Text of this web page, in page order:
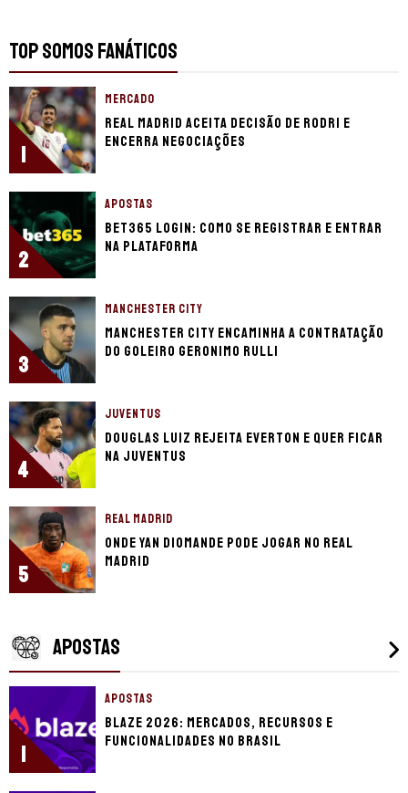
TOP SOMOS FANÁTICOS
1
MERCADO
Real Madrid aceita decisão de Rodri e
encerra negociações
2
APOSTAS
bet365 login: como se registrar e entrar
na plataforma
3
MANCHESTER CITY
Manchester City encaminha a contratação
do goleiro Geronimo Rulli
4
JUVENTUS
Douglas Luiz rejeita Everton e quer ficar
na Juventus
5
REAL MADRID
Onde Yan Diomande pode jogar no Real
Madrid
APOSTAS
1
APOSTAS
Blaze 2026: mercados, recursos e
funcionalidades no Brasil